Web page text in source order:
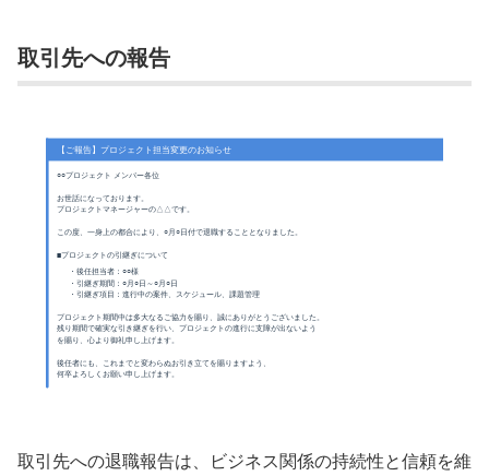
取引先への報告
【ご報告】プロジェクト担当変更のお知らせ
○○プロジェクト メンバー各位
お世話になっております。
プロジェクトマネージャーの△△です。
この度、一身上の都合により、○月○日付で退職することとなりました。
■プロジェクトの引継ぎについて
・後任担当者：○○様
・引継ぎ期間：○月○日～○月○日
・引継ぎ項目：進行中の案件、スケジュール、課題管理
プロジェクト期間中は多大なるご協力を賜り、誠にありがとうございました。
残り期間で確実な引き継ぎを行い、プロジェクトの進行に支障が出ないよう
を賜り、心より御礼申し上げます。
後任者にも、これまでと変わらぬお引き立てを賜りますよう、
何卒よろしくお願い申し上げます。
取引先への退職報告は、ビジネス関係の持続性と信頼を維